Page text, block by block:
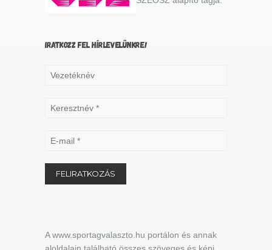
IRATKOZZ FEL HÍRLEVELÜNKRE!
A www.sportagvalaszto.hu portálon és annak